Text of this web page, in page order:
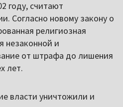
году, считают
Согласно новому закону о
религиозная
незаконной и
от штрафа до лишения
лет.
власти уничтожили и